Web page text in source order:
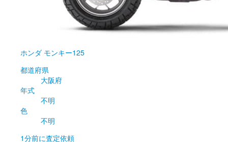
ホンダ モンキー125
都道府県
大阪府
年式
不明
色
不明
1分前に査定依頼